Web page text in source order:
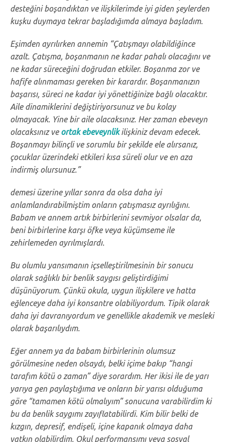
desteğini boşandıktan ve ilişkilerimde iyi giden şeylerden
kuşku duymaya tekrar başladığımda almaya başladım.
Eşimden ayrılırken annemin “Çatışmayı olabildiğince
azalt. Çatışma, boşanmanın ne kadar pahalı olacağını ve
ne kadar süreceğini doğrudan etkiler. Boşanma zor ve
hafife alınmaması gereken bir karardır. Boşanmanızın
başarısı, süreci ne kadar iyi yönettiğinize bağlı olacaktır.
Aile dinamiklerini değiştiriyorsunuz ve bu kolay
olmayacak. Yine bir aile olacaksınız. Her zaman ebeveyn
olacaksınız ve ortak ebeveynlikilişkiniz devam edecek.
Boşanmayı bilinçli ve sorumlu bir şekilde ele alırsanız,
çocuklar üzerindeki etkileri kısa süreli olur ve en aza
indirmiş olursunuz.”
demesi üzerine yıllar sonra da olsa daha iyi
anlamlandırabilmiştim onların çatışmasız ayrılığını.
Babam ve annem artık birbirlerini sevmiyor olsalar da,
beni birbirlerine karşı öfke veya küçümseme ile
zehirlemeden ayrılmışlardı.
Bu olumlu yansımanın içselleştirilmesinin bir sonucu
olarak sağlıklı bir benlik saygısı geliştirdiğimi
düşünüyorum. Çünkü okula, uygun ilişkilere ve hatta
eğlenceye daha iyi konsantre olabiliyordum. Tipik olarak
daha iyi davranıyordum ve genellikle akademik ve mesleki
olarak başarılıydım.
Eğer annem ya da babam birbirlerinin olumsuz
görülmesine neden olsaydı, belki içime bakıp “hangi
tarafım kötü o zaman” diye sorardım. Her ikisi ile de yarı
yarıya gen paylaştığıma ve onların bir yarısı olduğuma
göre “tamamen kötü olmalıyım” sonucuna varabilirdim ki
bu da benlik saygımı zayıflatabilirdi. Kim bilir belki de
kızgın, depresif, endişeli, içine kapanık olmaya daha
yatkın olabilirdim. Okul performansımı veya sosyal